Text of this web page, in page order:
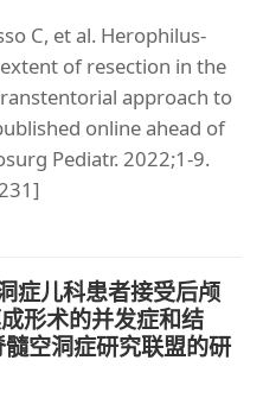
C, et al. Herophilus-
of resection in the
approach to
online ahead of
Pediatr. 2022;1-9.
症儿科患者接受后颅
形术的并发症和结
空洞症研究联盟的研